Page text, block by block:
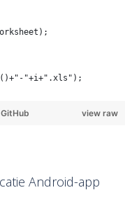
"+i+".xls");
view raw
GitHub
Android-app